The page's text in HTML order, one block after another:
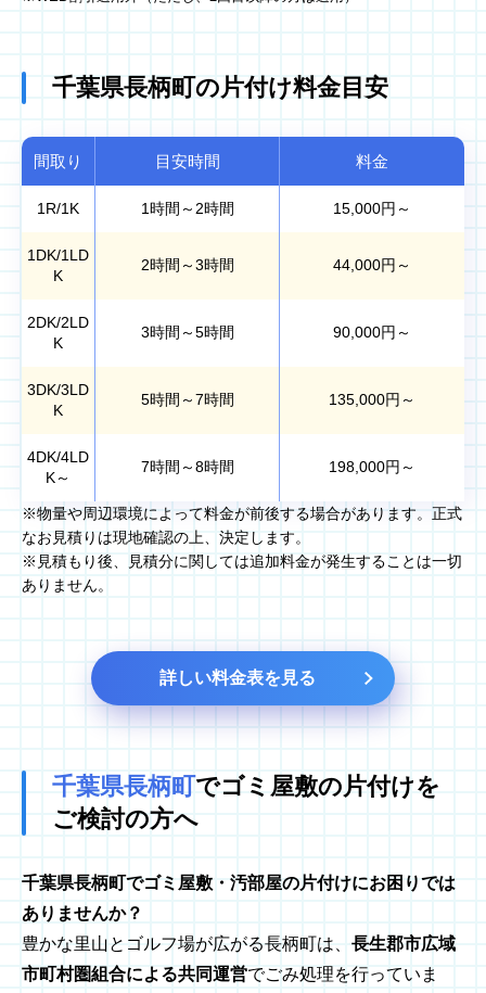
千葉県長柄町の片付け料金目安
間取り 目安時間 料金
1R/1K 1時間～2時間 15,000円～
1DK/1LD
K
2時間～3時間 44,000円～
2DK/2LD
K
3時間～5時間 90,000円～
3DK/3LD
K
5時間～7時間 135,000円～
4DK/4LD
K～
7時間～8時間 198,000円～
※物量や周辺環境によって料金が前後する場合があります。正式
なお見積りは現地確認の上、決定します。
※見積もり後、見積分に関しては追加料金が発生することは一切
ありません。
詳しい料金表を見る
千葉県長柄町でゴミ屋敷の片付けを
ご検討の方へ
千葉県長柄町でゴミ屋敷・汚部屋の片付けにお困りでは
ありませんか？
豊かな里山とゴルフ場が広がる長柄町は、 長生郡市広域
市町村圏組合による共同運営でごみ処理を行っていま